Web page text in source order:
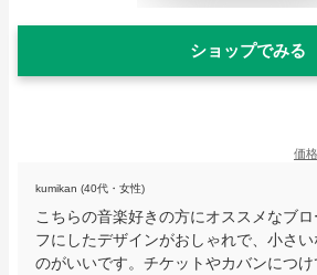
ショップでみる
価
kumikan (40代・女性)
こちらの音楽好きの方にオススメなブ
フにしたデザインがおしゃれで、小さ
のがいいです。チケットやカバンにつ